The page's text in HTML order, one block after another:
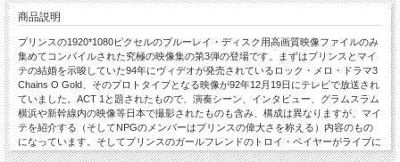
商品説明
プリンスの1920*1080ピクセルのブルーレイ・ディスク用高画質映像ファイルのみ
集めてコンパイルされた究極の映像集の第3弾の登場です。まずはプリンスとマイ
テの結婚を示唆していた94年にヴィデオが発売されているロック・メロ・ドラマ3
Chains O Gold、そのプロトタイプとなる映像が92年12月19日にテレビで放送され
ていました。ACT 1と題されたもので、演奏シーン、インタビュー、グラムスラム
横浜や新幹線内の映像等日本で撮影されたものも含み、構成は異なりますが、マイ
テを紹介する（そしてNPGのメンバーはプリンスの偉大さを称える）内容のもの
になっています。そしてプリンスのガールフレンドのトロイ・ベイヤーがライブに
招待され、ペイズリーパーク内にいるプリンスを探せ的展開となります。ソニーT